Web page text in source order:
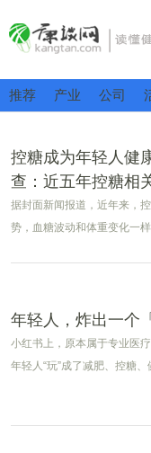
推荐 产业 公司
控糖成为年轻人健
查：近五年控糖相
据封面新闻报道，近年来，
势，血糖波动和体重变化一
年轻人，炸出一个
小红书上，原本属于专业医
年轻人“玩”成了减肥、控糖、